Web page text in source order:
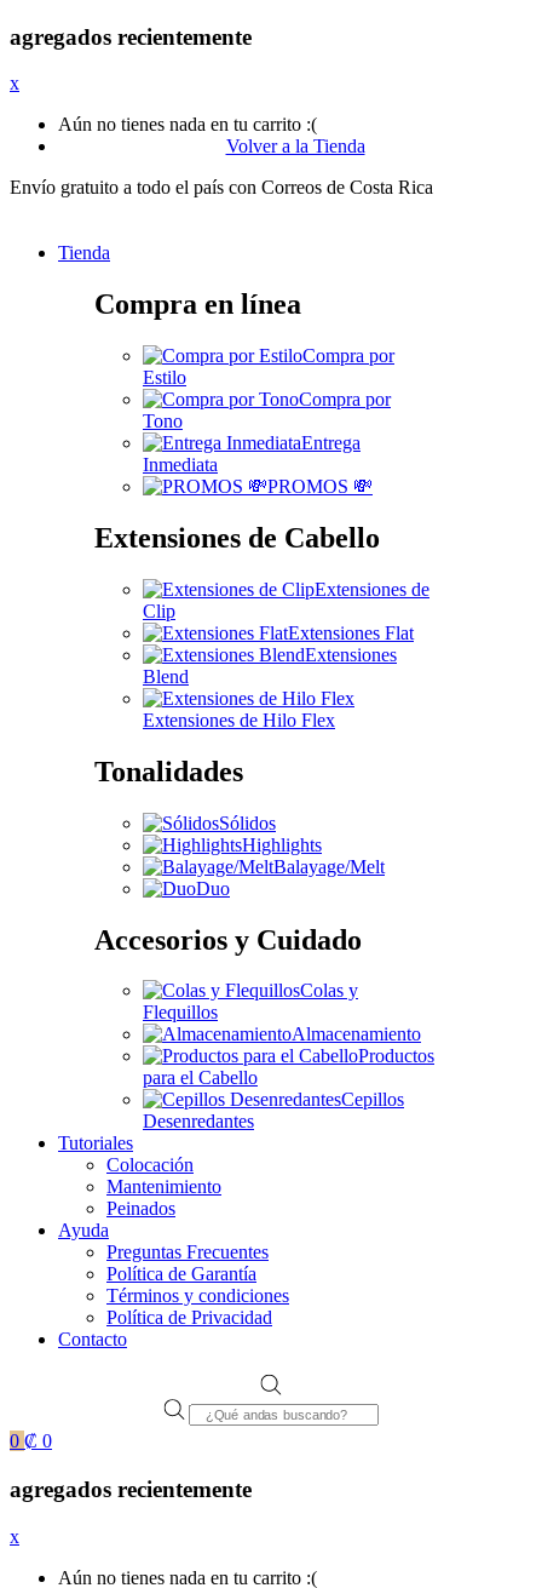
agregados recientemente
x
Aún no tienes nada en tu carrito :(
Volver a la Tienda
Envío gratuito a todo el país con Correos de Costa Rica
Tienda
Compra en línea
Compra por
Estilo
Compra por
Tono
Entrega
Inmediata
PROMOS 💸
Extensiones de Cabello
Extensiones de
Clip
Extensiones Flat
Extensiones
Blend
Extensiones de Hilo Flex
Tonalidades
Sólidos
Highlights
Balayage/Melt
Duo
Accesorios y Cuidado
Colas y
Flequillos
Almacenamiento
Productos
para el Cabello
Cepillos
Desenredantes
Tutoriales
Colocación
Mantenimiento
Peinados
Ayuda
Preguntas Frecuentes
Política de Garantía
Términos y condiciones
Política de Privacidad
Contacto
Products
search
0 ₡ 0
agregados recientemente
x
Aún no tienes nada en tu carrito :(